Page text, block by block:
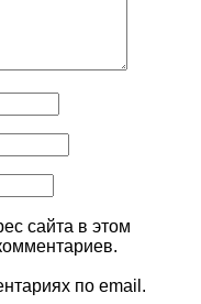
сайта в этом
по email.